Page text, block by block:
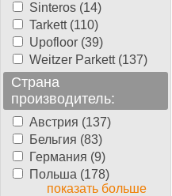
Sinteros (14)
Tarkett (110)
Upofloor (39)
Weitzer Parkett (137)
Страна
производитель:
Австрия (137)
Бельгия (83)
Германия (9)
Польша (178)
показать больше